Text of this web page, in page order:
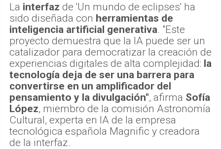
La interfaz de 'Un mundo de eclipses' ha
sido diseñada con herramientas de
inteligencia artificial generativa. "Este
proyecto demuestra que la IA puede ser un
catalizador para democratizar la creación de
experiencias digitales de alta complejidad: la
tecnología deja de ser una barrera para
convertirse en un amplificador del
pensamiento y la divulgación", afirma Sofía
López, miembro de la comisión Astronomía
Cultural, experta en IA de la empresa
tecnológica española Magnific y creadora
de la interfaz.